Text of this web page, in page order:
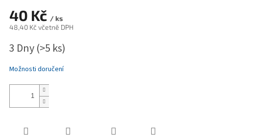
40 Kč / ks
48,40 Kč včetně DPH
cena:
3 Dny(>5 ks)
Možnosti doručení